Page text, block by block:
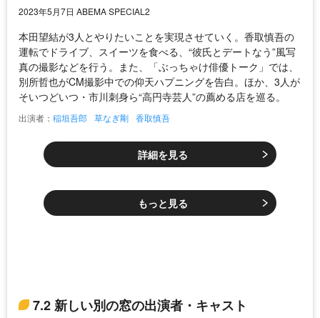
2023年5月7日 ABEMA SPECIAL2
本田望結が3人とやりたいことを実現させていく。香取慎吾の
運転でドライブ、スイーツを食べる、“彼氏とデートなう”風写
真の撮影などを行う。また、「ぶっちゃけ俳優トーク」では、
別所哲也がCM撮影中での仰天ハプニングを告白。ほか、3人が
そいつどいつ・市川刺身ら“高円寺芸人”の薦める店を巡る。
出演者： 稲垣吾郎 草なぎ剛 香取慎吾
詳細を見る
もっと見る
7.2 新しい別の窓の出演者・キャスト